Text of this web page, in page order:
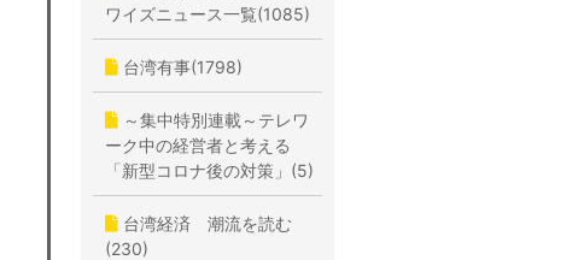
ワイズニュース一覧(1085)
台湾有事(1798)
～集中特別連載～テレワ
ーク中の経営者と考える
「新型コロナ後の対策」(5)
台湾経済 潮流を読む
(230)